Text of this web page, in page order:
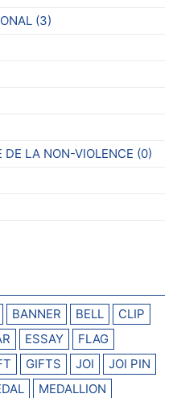
(3)
DE LA NON-VIOLENCE (0)
BANNER BELL
CLIP
ESSAY
FLAG
GIFTS JOI
JOI PIN
MEDALLION